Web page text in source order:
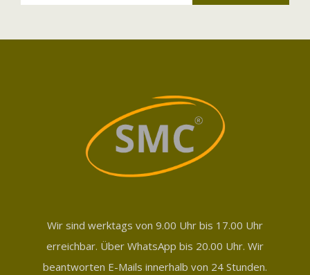
Wir sind werktags von 9.00 Uhr bis 17.00 Uhr
erreichbar. Über WhatsApp bis 20.00 Uhr. Wir
beantworten E-Mails innerhalb von 24 Stunden.